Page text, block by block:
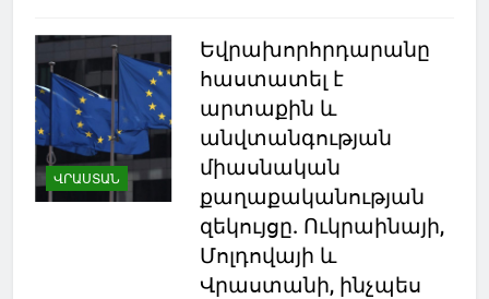
ՎՐԱՍՏԱՆ
Եվրախորհրդարանը
հաստատել է
արտաքին և
անվտանգության
միասնական
քաղաքականության
զեկույցը. Ուկրաինայի,
Մոլդովայի և
Վրաստանի, ինչպես